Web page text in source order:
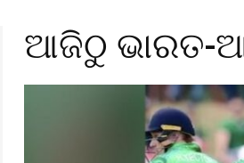
ଆଜିଠୁ ଭାରତ-